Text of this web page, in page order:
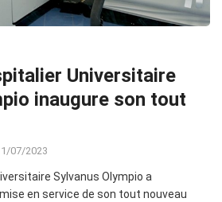
Universitaire
inaugure son tout
07/2023
Sylvanus Olympio a
en service de son tout nouveau